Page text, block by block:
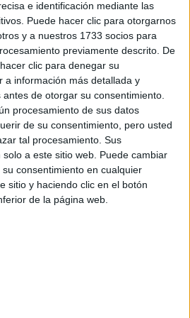
e identificación mediante las
Puede hacer clic para otorgarnos
y a nuestros 1733 socios para
previamente descrito. De
clic para denegar su
a información más detallada y
de otorgar su consentimiento.
procesamiento de sus datos
de su consentimiento, pero usted
tal procesamiento. Sus
a este sitio web. Puede cambiar
consentimiento en cualquier
sitio y haciendo clic en el botón
de la página web.
viene para el caso de becas y
el primer año de enfermería, pierdo
año además de tener que
del primer año en esa
me gustaría saber como va lo
ya que al ser muchas
puede que me las
de estudios es similar y en ese
en la nueva carrera? ¿La que
enfermería? ¿ Y cuál es el
hacerlo?
si sabéis acerca de alguna de
Un saludo!